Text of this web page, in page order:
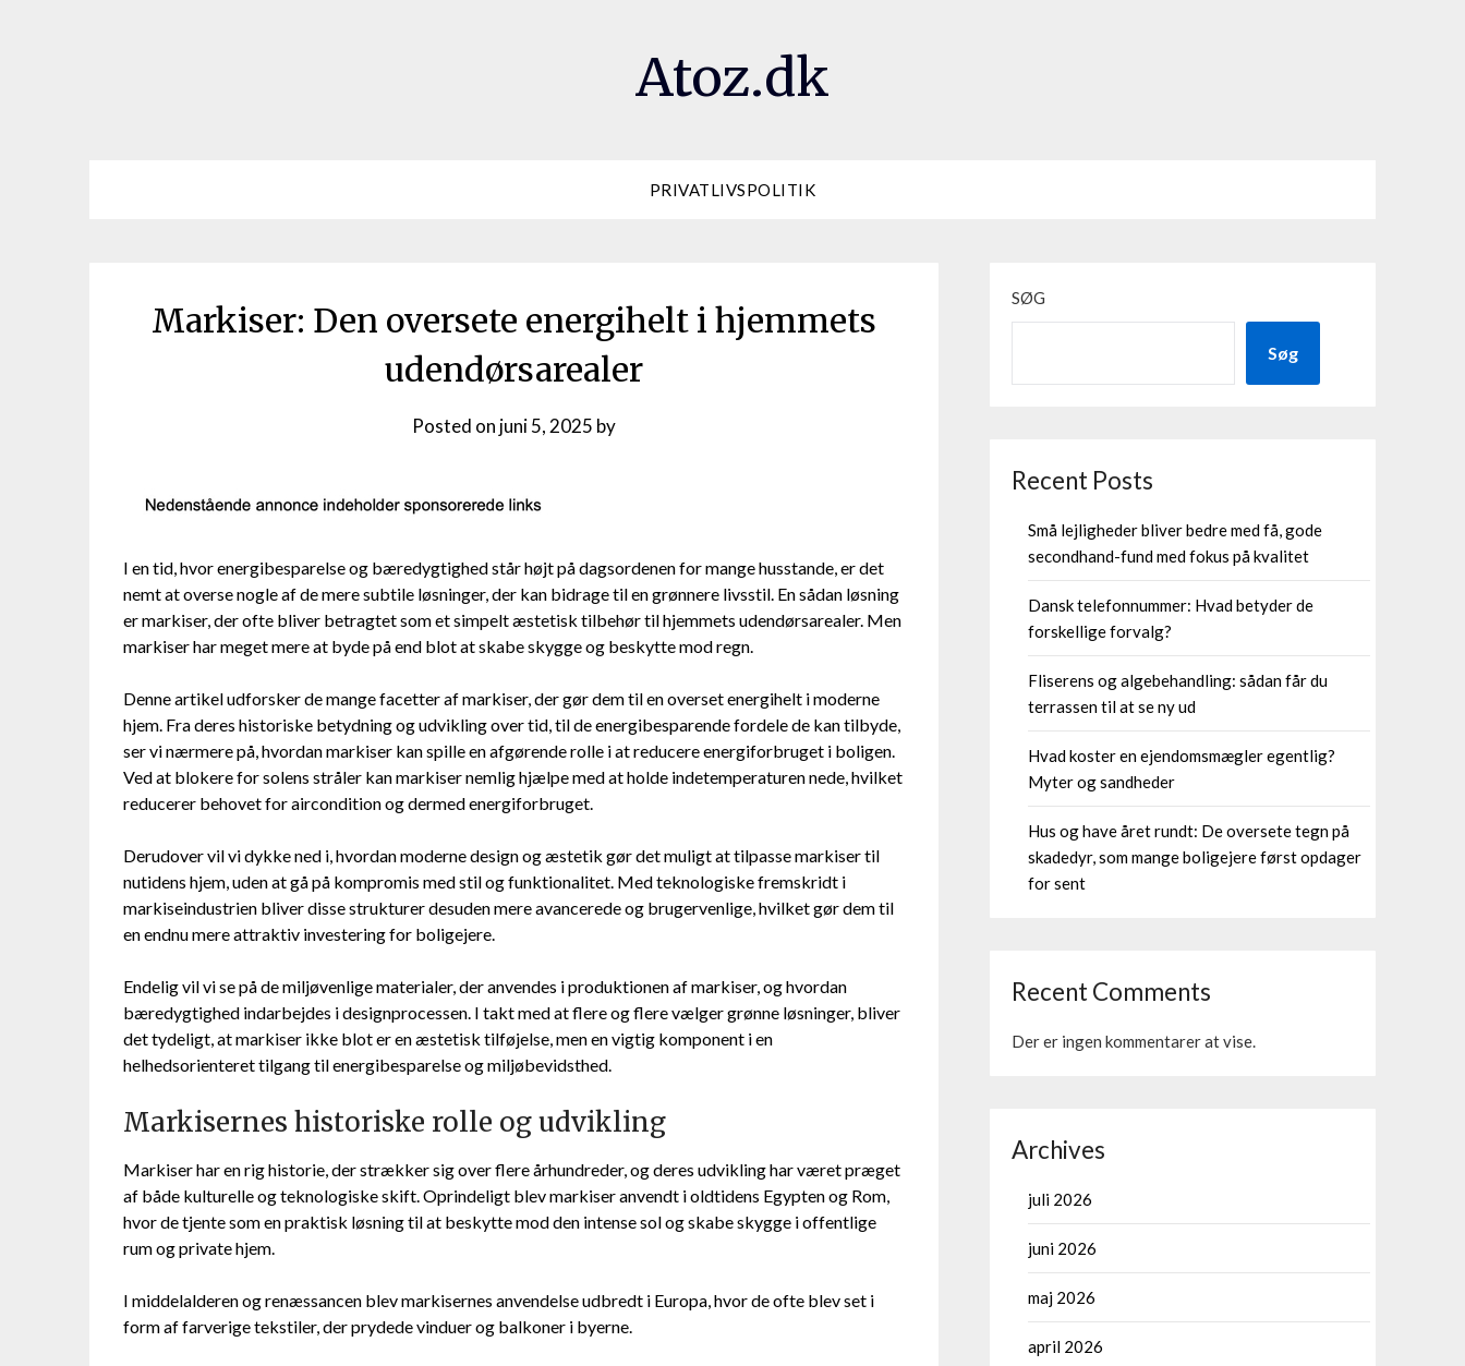
Atoz.dk
PRIVATLIVSPOLITIK
Markiser: Den oversete energihelt i hjemmets
udendørsarealer
Posted on juni 5, 2025 by
I en tid, hvor energibesparelse og bæredygtighed står højt på dagsordenen for mange husstande, er det
nemt at overse nogle af de mere subtile løsninger, der kan bidrage til en grønnere livsstil. En sådan løsning
er markiser, der ofte bliver betragtet som et simpelt æstetisk tilbehør til hjemmets udendørsarealer. Men
markiser har meget mere at byde på end blot at skabe skygge og beskytte mod regn.
Denne artikel udforsker de mange facetter af markiser, der gør dem til en overset energihelt i moderne
hjem. Fra deres historiske betydning og udvikling over tid, til de energibesparende fordele de kan tilbyde,
ser vi nærmere på, hvordan markiser kan spille en afgørende rolle i at reducere energiforbruget i boligen.
Ved at blokere for solens stråler kan markiser nemlig hjælpe med at holde indetemperaturen nede, hvilket
reducerer behovet for aircondition og dermed energiforbruget.
Derudover vil vi dykke ned i, hvordan moderne design og æstetik gør det muligt at tilpasse markiser til
nutidens hjem, uden at gå på kompromis med stil og funktionalitet. Med teknologiske fremskridt i
markiseindustrien bliver disse strukturer desuden mere avancerede og brugervenlige, hvilket gør dem til
en endnu mere attraktiv investering for boligejere.
Endelig vil vi se på de miljøvenlige materialer, der anvendes i produktionen af markiser, og hvordan
bæredygtighed indarbejdes i designprocessen. I takt med at flere og flere vælger grønne løsninger, bliver
det tydeligt, at markiser ikke blot er en æstetisk tilføjelse, men en vigtig komponent i en
helhedsorienteret tilgang til energibesparelse og miljøbevidsthed.
Markisernes historiske rolle og udvikling
Markiser har en rig historie, der strækker sig over flere århundreder, og deres udvikling har været præget
af både kulturelle og teknologiske skift. Oprindeligt blev markiser anvendt i oldtidens Egypten og Rom,
hvor de tjente som en praktisk løsning til at beskytte mod den intense sol og skabe skygge i offentlige
rum og private hjem.
I middelalderen og renæssancen blev markisernes anvendelse udbredt i Europa, hvor de ofte blev set i
form af farverige tekstiler, der prydede vinduer og balkoner i byerne.
SØG
Søg
Recent Posts
Små lejligheder bliver bedre med få, gode
secondhand-fund med fokus på kvalitet
Dansk telefonnummer: Hvad betyder de
forskellige forvalg?
Fliserens og algebehandling: sådan får du
terrassen til at se ny ud
Hvad koster en ejendomsmægler egentlig?
Myter og sandheder
Hus og have året rundt: De oversete tegn på
skadedyr, som mange boligejere først opdager
for sent
Recent Comments
Der er ingen kommentarer at vise.
Archives
juli 2026
juni 2026
maj 2026
april 2026